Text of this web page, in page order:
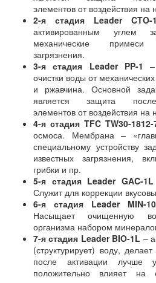
элементов от воздействия на
2-я стадия Leader CTO-
активированным углем
механические
загрязнения.
3-я стадия Leader PP-1
очистки воды от
и ржавчина. Основной
является защита
элементов от воздействия на
4-я стадия TFC TW30-1812-
осмоса. Мембрана –
специальному устройству
известных загрязнения,
грибки и пр.
5-я стадия Leader GAC-1L
Служит для коррекции
6-я стадия Leader MIN-
Насыщает очищенную
организма набором
7-я стадия Leader BIO-1L –
(структурирует) воду,
после активации лучше
положительно влияет на